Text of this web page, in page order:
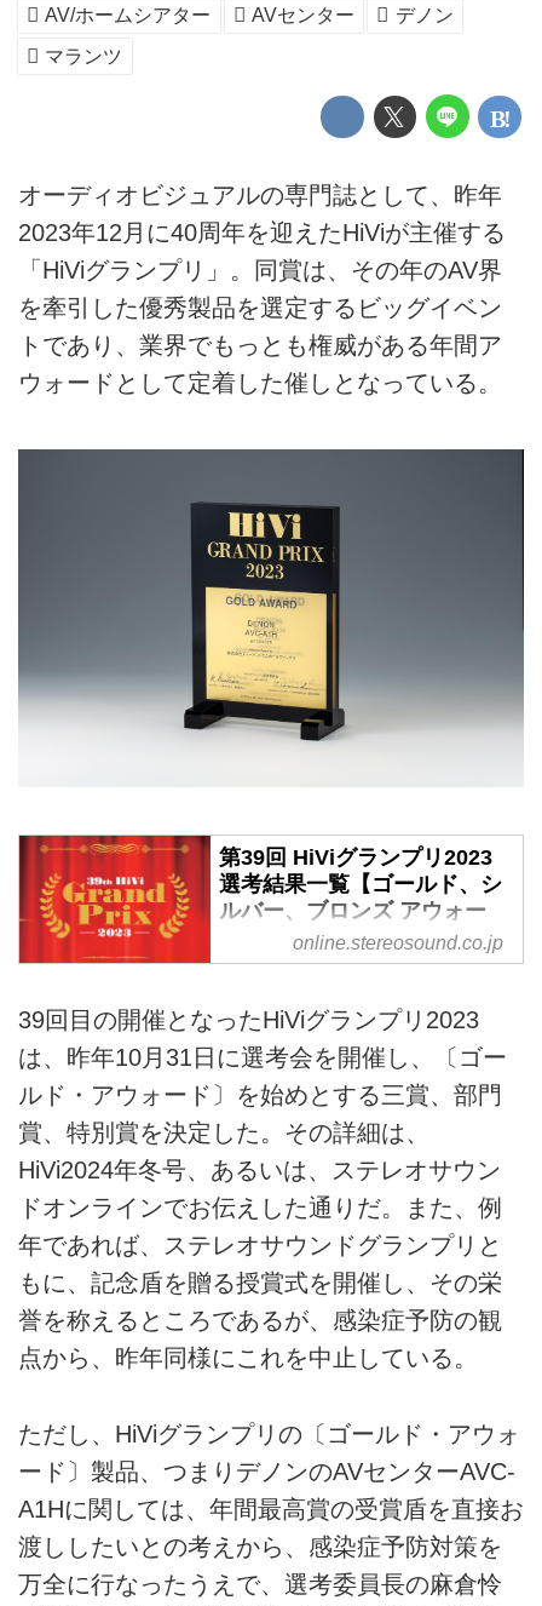
AV/ホームシアター
AVセンター
デノン
マランツ
オーディオビジュアルの専門誌として、昨年
2023年12月に40周年を迎えたHiViが主催する
「HiViグランプリ」。同賞は、その年のAV界
を牽引した優秀製品を選定するビッグイベン
トであり、業界でもっとも権威がある年間ア
ウォードとして定着した催しとなっている。
第39回 HiViグランプリ2023
選考結果一覧【ゴールド、シ
ルバー、ブロンズ アウォー
ド】プロが選んだ最高のオー
ディオビジュアル製品 -
理想の三次元音場実現への熱い想
いを 音に込めた史上最高の一体
型AVセンターが 15年ぶりの最高
賞に輝く
online.stereosound.co.jp
39回目の開催となったHiViグランプリ2023
は、昨年10月31日に選考会を開催し、〔ゴー
ルド・アウォード〕を始めとする三賞、部門
賞、特別賞を決定した。その詳細は、
HiVi2024年冬号、あるいは、ステレオサウン
ドオンラインでお伝えした通りだ。また、例
年であれば、ステレオサウンドグランプリと
もに、記念盾を贈る授賞式を開催し、その栄
誉を称えるところであるが、感染症予防の観
点から、昨年同様にこれを中止している。
ただし、HiViグランプリの〔ゴールド・アウォ
ード〕製品、つまりデノンのAVセンターAVC-
A1Hに関しては、年間最高賞の受賞盾を直接お
渡ししたいとの考えから、感染症予防対策を
万全に行なったうえで、選考委員長の麻倉怜